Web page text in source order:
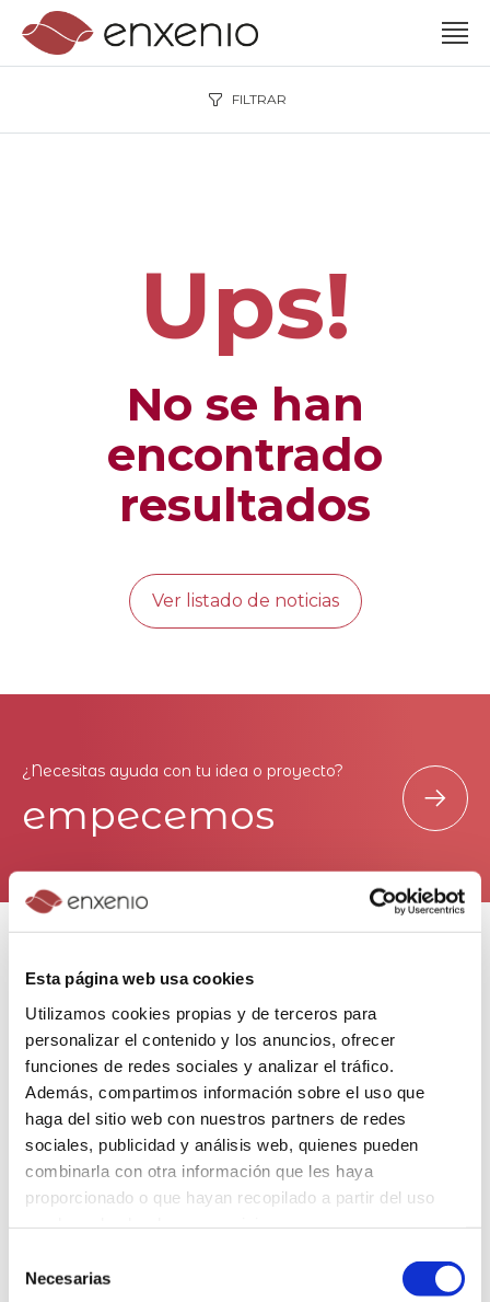
Esta página web usa cookies
Utilizamos cookies propias y de terceros para
personalizar el contenido y los anuncios, ofrecer
funciones de redes sociales y analizar el tráfico.
Además, compartimos información sobre el uso que
haga del sitio web con nuestros partners de redes
sociales, publicidad y análisis web, quienes pueden
combinarla con otra información que les haya
proporcionado o que hayan recopilado a partir del uso
Necesarias
FILTRAR
Ups!
No se han
encontrado
resultados
Ver listado de noticias
¿Necesitas ayuda con tu idea o proyecto?
empecemos
Edificio Ángela Ruiz Robles, Planta 1
Centro de Servizos Avanzados, Cidade das TIC
Avda. de Pedralonga, 32
15009 A Coruña
España
Síguenos
Servicios